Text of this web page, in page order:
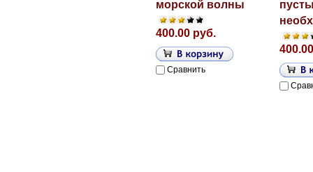
морской волны
400.00 руб.
Сравнить